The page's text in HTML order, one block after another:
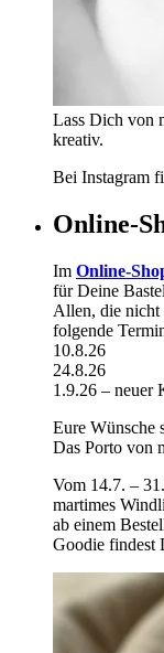
Lass Dich von
kreativ.
Bei Instagram
Online-
Im Online-
für Deine
Allen, die nicht
folgende
10.8.26
24.8.26
1.9.26 – neuer
Eure Wünsche
Das Porto von
Vom 14.7. –
martimes
ab einem
Goodie findest